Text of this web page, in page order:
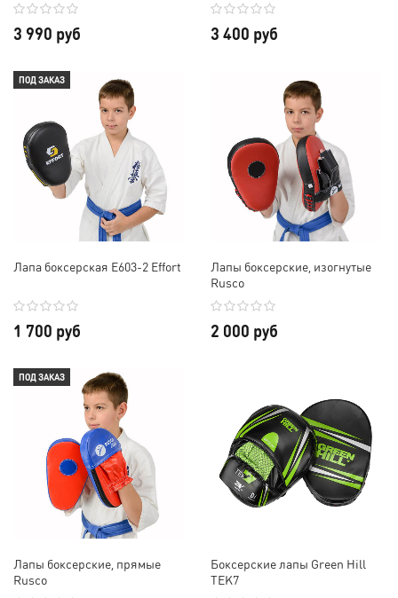
3 990 руб 3 400 руб
ПОД ЗАКАЗ
Лапа боксерская E603-2 Effort
1 700 руб
Лапы боксерские, изогнутые
Rusco
2 000 руб
ПОД ЗАКАЗ
Лапы боксерские, прямые
Rusco
Боксерские лапы Green Hill
TEK7